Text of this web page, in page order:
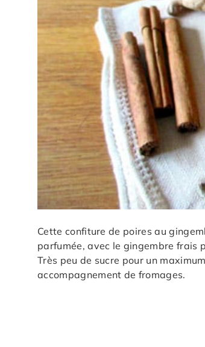
Cette confiture de poires au
parfumée, avec le gingembre frais
Très peu de sucre pour un
accompagnement de fromages.